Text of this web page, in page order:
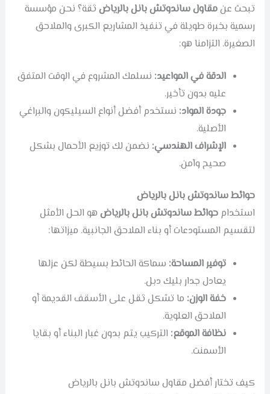
تبحث عنمقاول ساندوتش بانل بالرياضثقة؟ نحن مؤسسة
رسمية بخبرة طويلة في تنفيذ المشاريع الكبرى والملاحق
الصغيرة. التزامنا هو:
الدقة في المواعيد: نسلمك المشروع في الوقت المتفق
عليه بدون تأخير.
جودة المواد: نستخدم أفضل أنواع السيليكون والبراغي
الأصلية.
الإشراف الهندسي: نضمن لك توزيع الأحمال بشكل
صحيح وآمن.
حوائط ساندوتش بانل بالرياض
استخدام حوائط ساندوتش بانل بالرياضهو الحل الأمثل
لتقسيم المستودعات أو بناء الملاحق الجانبية. ميزاتها:
توفير المساحة: سماكة الحائط بسيطة لكن عزلها
يعادل جدار بليك دبل.
خفة الوزن: ما تشكل ثقل على الأسقف القديمة أو
الملاحق العلوية.
نظافة الموقع: التركيب يتم بدون غبار البناء أو بقايا
الأسمنت.
كيف تختار أفضل مقاول ساندوتش بانل بالرياض